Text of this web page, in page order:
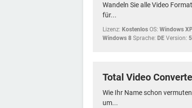
Wandeln Sie alle Video
für...
Lizenz: Kostenlos OS: Windows
Windows 8 Sprache: DE Version:
Total Video
Wie Ihr Name schon
um...